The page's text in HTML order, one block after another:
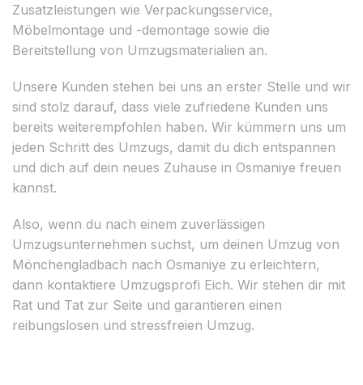
Zusatzleistungen wie Verpackungsservice,
Möbelmontage und -demontage sowie die
Bereitstellung von Umzugsmaterialien an.
Unsere Kunden stehen bei uns an erster Stelle und wir
sind stolz darauf, dass viele zufriedene Kunden uns
bereits weiterempfohlen haben. Wir kümmern uns um
jeden Schritt des Umzugs, damit du dich entspannen
und dich auf dein neues Zuhause in Osmaniye freuen
kannst.
Also, wenn du nach einem zuverlässigen
Umzugsunternehmen suchst, um deinen Umzug von
Mönchengladbach nach Osmaniye zu erleichtern,
dann kontaktiere Umzugsprofi Eich. Wir stehen dir mit
Rat und Tat zur Seite und garantieren einen
reibungslosen und stressfreien Umzug.